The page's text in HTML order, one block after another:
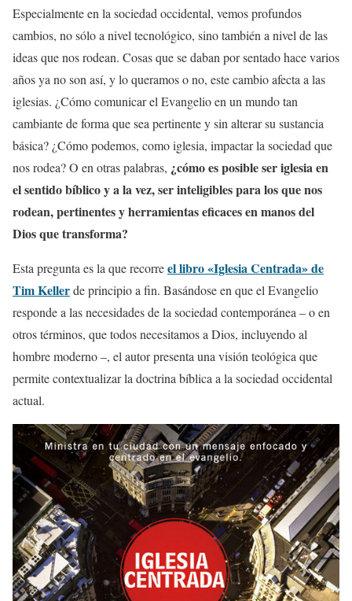
Especialmente en la sociedad occidental, vemos profundos
cambios, no sólo a nivel tecnológico, sino también a nivel de las
ideas que nos rodean. Cosas que se daban por sentado hace varios
años ya no son así, y lo queramos o no, este cambio afecta a las
iglesias. ¿Cómo comunicar el Evangelio en un mundo tan
cambiante de forma que sea pertinente y sin alterar su sustancia
básica? ¿Cómo podemos, como iglesia, impactar la sociedad que
nos rodea? O en otras palabras, ¿cómo es posible ser iglesia en
el sentido bíblico y a la vez, ser inteligibles para los que nos
rodean, pertinentes y herramientas eficaces en manos del
Dios que transforma?
Esta pregunta es la que recorreel libro «Iglesia Centrada» de
Tim Kellerde principio a fin. Basándose en que el Evangelio
responde a las necesidades de la sociedad contemporánea – o en
otros términos, que todos necesitamos a Dios, incluyendo al
hombre moderno –, el autor presenta una visión teológica que
permite contextualizar la doctrina bíblica a la sociedad occidental
actual.